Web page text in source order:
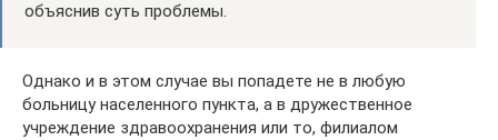
объяснив суть проблемы.
Однако и в этом случае вы попадете не в любую
больницу населенного пункта, а в дружественное
учреждение здравоохранения или то, филиалом